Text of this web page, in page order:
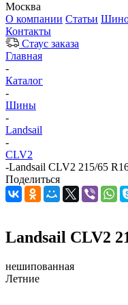
Москва
О компании Статьи
Контакты
Стаус заказа
Главная
-
Каталог
-
Шины
-
Landsail
-
CLV2
-Landsail CLV2 215/65
Поделиться
Landsail CLV2
нешипованная
Летние